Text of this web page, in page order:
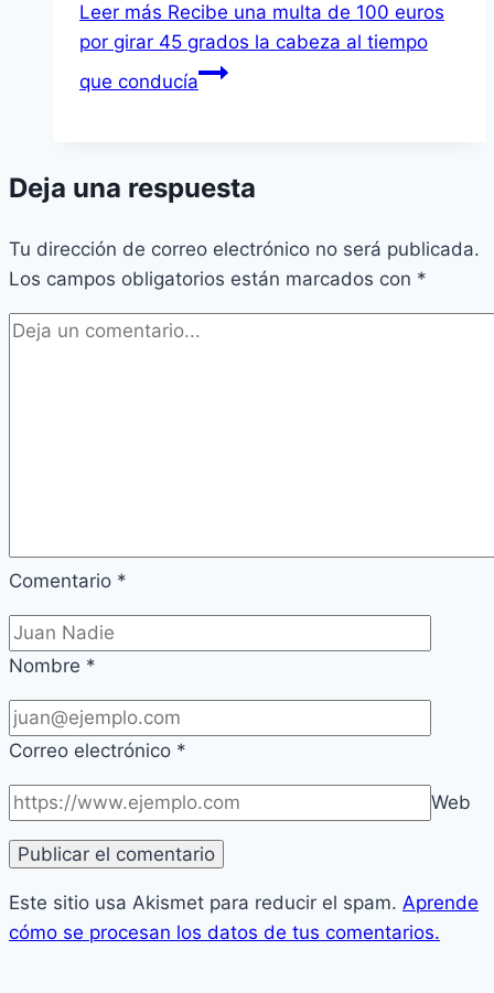
Leer más Recibe una multa de 100 euros
por girar 45 grados la cabeza al tiempo
que conducía
Deja una respuesta
Tu dirección de correo electrónico no será publicada.
Los campos obligatorios están marcados con *
Comentario *
Nombre *
Correo electrónico *
Web
Este sitio usa Akismet para reducir el spam. Aprende
cómo se procesan los datos de tus comentarios.